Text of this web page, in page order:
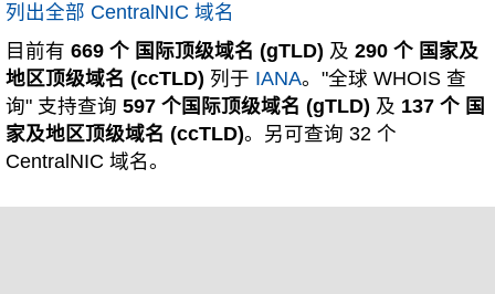
列出全部 CentralNIC 域名
目前有 669 个 国际顶级域名 (gTLD) 及 290 个 国家及
地区顶级域名 (ccTLD) 列于 IANA。"全球 WHOIS 查
询" 支持查询 597 个国际顶级域名 (gTLD) 及 137 个 国
家及地区顶级域名 (ccTLD)。另可查询 32 个
CentralNIC 域名。